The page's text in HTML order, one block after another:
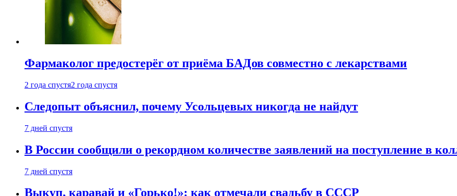
Фармаколог предостерёг от приёма БАДов совместно с лекарствами
2 года спустя2 года спустя
Следопыт объяснил, почему Усольцевых никогда не найдут
7 дней спустя
В России сообщили о рекордном количестве заявлений на поступление в
7 дней спустя
Выкуп, каравай и «Горько!»: как отмечали свадьбу в СССР